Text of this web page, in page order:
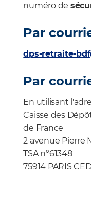
numéro de
Par
dps-retraite-
Par
En utilisant
Caisse des
de France
2 avenue Pierre
TSA n°61348
75914 PARIS